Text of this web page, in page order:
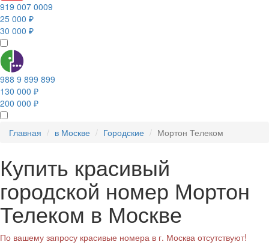
919 007 0009
25 000 ₽
30 000 ₽
988 9 899 899
130 000 ₽
200 000 ₽
Главная в Москве Городские Мортон Телеком
Купить красивый
городской номер Мортон
Телеком в Москве
По вашему запросу красивые номера в г. Москва отсутствуют!